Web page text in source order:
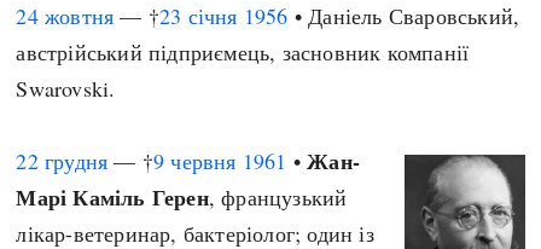
24 жовтня — †23 січня 1956 • Даніель Сваровський,
австрійський підприємець, засновник компанії
Swarovski.
22 грудня — †9 червня 1961 •Жан-
Марі Каміль Герен, французький
лікар-ветеринар, бактеріолог; один із